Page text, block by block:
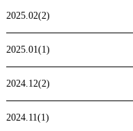
2025.02(2)
2025.01(1)
2024.12(2)
2024.11(1)